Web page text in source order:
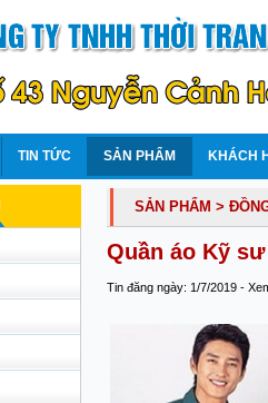
TIN TỨC SẢN PHẨM KHÁCH
SẢN PHẨM >
Quần áo Kỹ
Tin đăng ngày: 1/7/2019 -